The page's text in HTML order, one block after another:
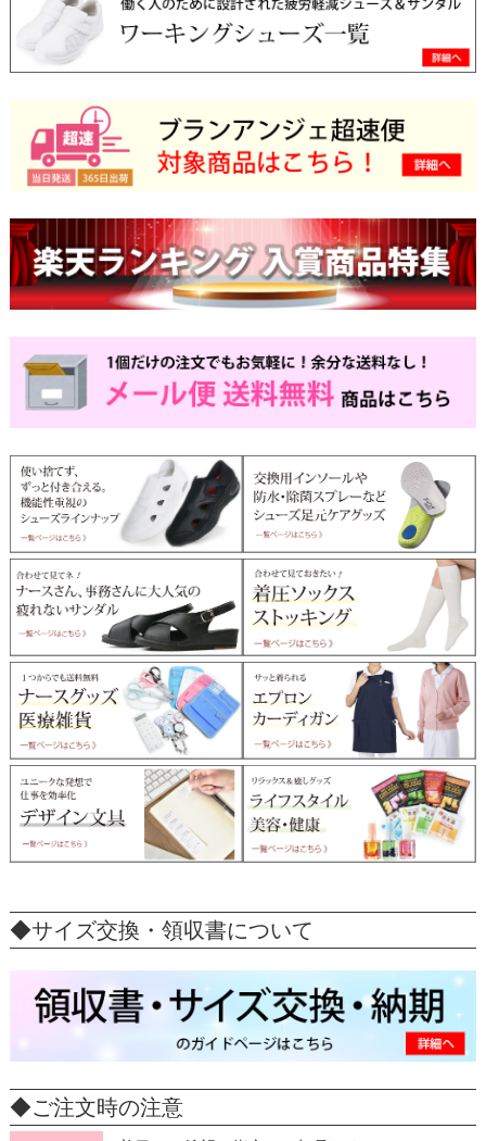
◆サイズ交換・領収書について
◆ご注文時の注意